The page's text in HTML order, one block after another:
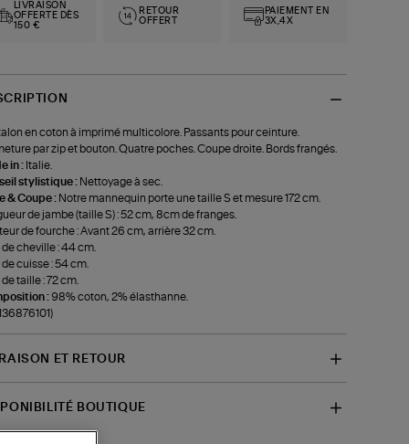
LIVRAISON
OFFERTE DÈS
150 €
RETOUR
OFFERT
PAIEMENT EN
3X,4X
en coton à imprimé multicolore. Passants pour ceinture.
par zip et bouton. Quatre poches. Coupe droite. Bords frangés.
in : Italie.
stylistique : Nettoyage à sec.
& Coupe : Notre mannequin porte une taille S et mesure 172 cm.
de jambe (taille S) : 52 cm, 8cm de franges.
de fourche : Avant 26 cm, arrière 32 cm.
de cheville : 44 cm.
de cuisse : 54 cm.
de taille : 72 cm.
: 98% coton, 2% élasthanne.
ET RETOUR
BOUTIQUE